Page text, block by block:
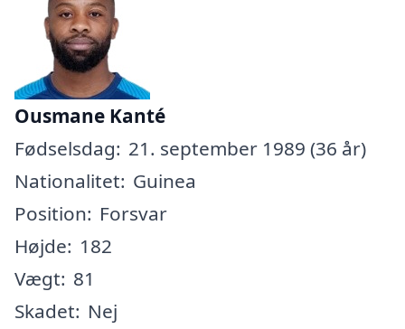
Ousmane Kanté
Fødselsdag: 21. september 1989 (36 år)
Nationalitet: Guinea
Position: Forsvar
Højde: 182
Vægt: 81
Skadet: Nej